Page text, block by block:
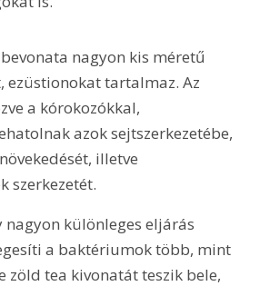
nagyon kis méretű
ezüstionokat tartalmaz. Az
a kórokozókkal,
azok sejtszerkezetébe,
illetve
szerkezetét.
nagyon különleges eljárás
a baktériumok több, mint
zöld tea kivonatát teszik bele,